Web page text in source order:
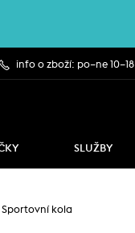
info o zboží: po–ne 10–18
SLUŽBY
Sportovní kola